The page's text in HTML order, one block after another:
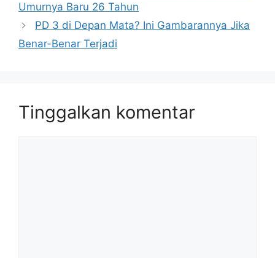
Umurnya Baru 26 Tahun
PD 3 di Depan Mata? Ini Gambarannya Jika
Benar-Benar Terjadi
Tinggalkan komentar